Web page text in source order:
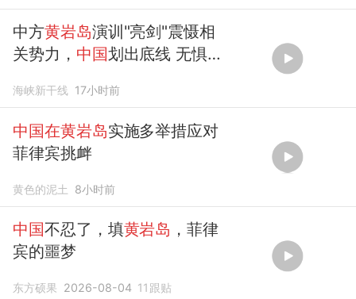
中方黄岩岛演训"亮剑"震慑相
关势力， 中国划出底线 无惧美
海峡新干线 17小时前
中国在黄岩岛实施多举措应对
菲律宾挑衅
黄色的泥土 8小时前
中国不忍了，填黄岩岛 ，菲律
宾的噩梦
东方硕果 2026-08-04 11 跟贴